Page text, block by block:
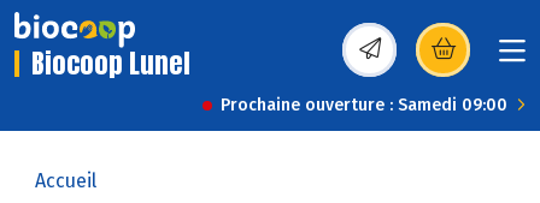
Biocoop Lunel (s’ouvre dans une
Prochaine ouverture : Samedi 09:00
Accueil